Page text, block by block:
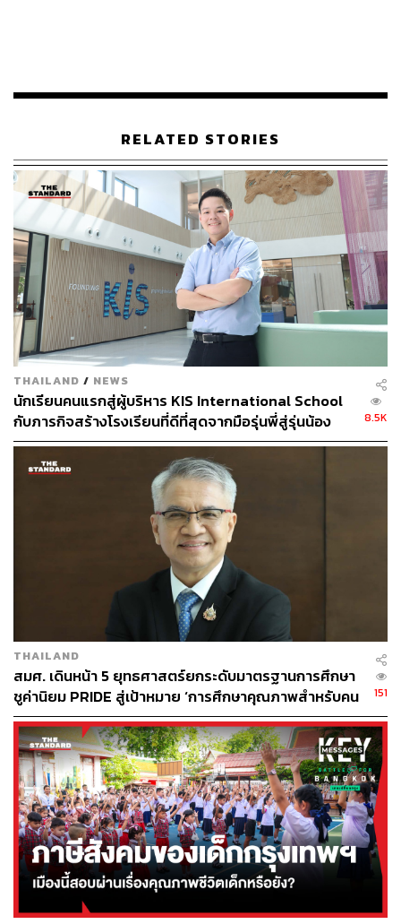
“เด็กๆ บ้านอยู่ติดป่า เลยโตในป่า ชอบเข้าป่าดูนกทำรัง หรือ
ไปเก็บเห็ดมาทำกิน”
ท่านบอกว่า “พอเรียนสามวิชานี้แล้ว เด็กๆ จะอยากรู้อยาก
เห็นมากขึ้นโดยธรรมชาติ เกิดความอยากเรียนหนังสือ อยาก
อ่านออกเขียนได้ อยากรู้เรื่องขึ้นมาเองโดยไม่ต้องมีใครมา
บังคับ ดังนั้นพอครูสอนให้เราอ่านหนังสือ เราจะมีแรงจูงใจใน
การเรียนหนังสืออย่างรวดเร็ว”
แต่ระบบการศึกษาไทยส่วนใหญ่จะสอนและบังคับให้เด็กต้อง
อ่านตัวหนังสือ เขียนตัวอักษรให้ได้ตั้งแต่แรก เด็กจึงไม่เข้าใจ
ว่าจะอ่านหนังสือไปทำไม เพราะไม่มีแรงจูงใจ เด็กไทยจึง
ขาดทั้งจินตนาการ ความละเอียด และความกระหายใคร่รู้
ตั้งแต่แรกเข้าโรงเรียน
ม.ร.ว.สมานสนิท สวัสดิวัตน์ ได้กลับมาเมืองไทย เป็นอาจารย์
สอนในมหาวิทยาลัยหลายแห่ง เปิดสตูดิโอสอนการทำผ้าลาย
บาติก เป็นผู้เชี่ยวชาญเห็ดราคนสำคัญ มีความสามารถใน
การวาดภาพ ร้องเพลงและเล่นเปียโนได้เก่งมาก และเมื่อเห็น
การทำลายป่าทางภาคเหนือมากขึ้น จึงได้ร่วมกันก่อตั้งมูลนิธิ
ธรรมนาถ เพื่อร่วมกับชาวบ้านฟื้นฟูป่าต้นน้ำในอำเภอ
จอมทอง จังหวัดเชียงใหม่ จนวาระสุดท้ายของชีวิต
พอผู้เขียนนำเรื่องนี้ลงในเฟซบุ๊ก มีคนอ่านแสดงความคิดเห็น
อย่างน่าสนใจหลากหลาย เช่น
Piyapan Tantiwuttipong
“จากประสบการณ์ตรงนะคะ ตอนลูกเรียนอนุบาล 1-2 คุณครู
พาดูดอกไม้ ให้เป่าสี และวาดรูป ถามลูกว่าเป่าสีแล้วเห็นเป็น
อะไร คุณครูจดสิ่งที่ลูกบอก ส่งให้แม่ดู…คุณครูมีปลามาเปิด
เหงือกให้ดูว่าปลาหายใจทางเหงือก ลูกตื่นเต้นมาก มีเอาผัก
ไปโรงเรียน ช่วยกันทำสลัด ทำให้ชอบกินผักและรู้จักผักชนิด
ต่างๆ ที่ต่างคนต่างเอามาจากบ้าน…ทั้งหมดนี้สอนที่โรงเรียน
อนุบาลประจำจังหวัด พอขึ้นชั้น ป.1 ทุกอย่างเปลี่ยนจากหน้า
มือเป็นหลังมือ ก็เลยพาลูกออกจากระบบไป”
AorGilles in Canada
RELATED STORIES
THAILAND / NEWS
นักเรียนคนแรกสู่ผู้บริหาร KIS International School
กับภารกิจสร้างโรงเรียนที่ดีที่สุดจากมือรุ่นพี่สู่รุ่นน้อง
[ADVERTORIAL]
8.5K
THAILAND
สมศ. เดินหน้า 5 ยุทธศาสตร์ยกระดับมาตรฐานการศึกษา
ชูค่านิยม PRIDE สู่เป้าหมาย ‘การศึกษาคุณภาพสำหรับคน
ไทยทุกคน’
151